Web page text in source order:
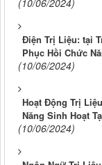
(10/06/2024)
Điện Trị Liệu: tại
Phục Hồi Chức
(10/06/2024)
Hoạt Động Trị
Năng Sinh Hoạt
(10/06/2024)